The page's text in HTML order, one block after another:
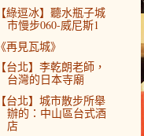
【綠逗冰】聽水瓶子城
市慢步060-威尼斯1
《再見瓦城》
【台北】李乾朗老師，
台灣的日本寺廟
【台北】城市散步所舉
辦的：中山區台式酒
店